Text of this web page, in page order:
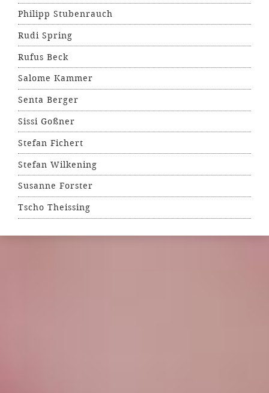
Philipp Stubenrauch
Rudi Spring
Rufus Beck
Salome Kammer
Senta Berger
Sissi Goßner
Stefan Fichert
Stefan Wilkening
Susanne Forster
Tscho Theissing